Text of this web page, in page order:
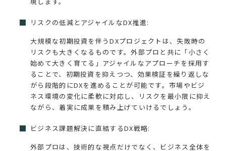
リスクの低減とアジャイルなDX推進:
大規模な初期投資を伴うDXプロジェクトは、失敗時の
リスクも大きくなるものです。外部プロと共に「小さく
始めて大きく育てる」アジャイルなアプローチを採用す
ることで、初期投資を抑えつつ、効果検証を繰り返しな
がら段階的にDXを進めることが可能です。市場やビジ
ネス環境の変化に柔軟に対応し、リスクを最小限に抑え
ながら、着実に成果を積み上げていけるでしょう。
ビジネス課題解決に直結するDX戦略:
外部プロは、技術的な視点だけでなく、ビジネス全体を